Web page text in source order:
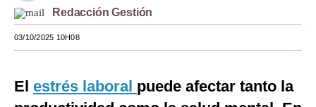
Internacional
Club del Suscriptor
Redacción Gestión
03/10/2025 10H08
El estrés laboral puede afectar tanto la